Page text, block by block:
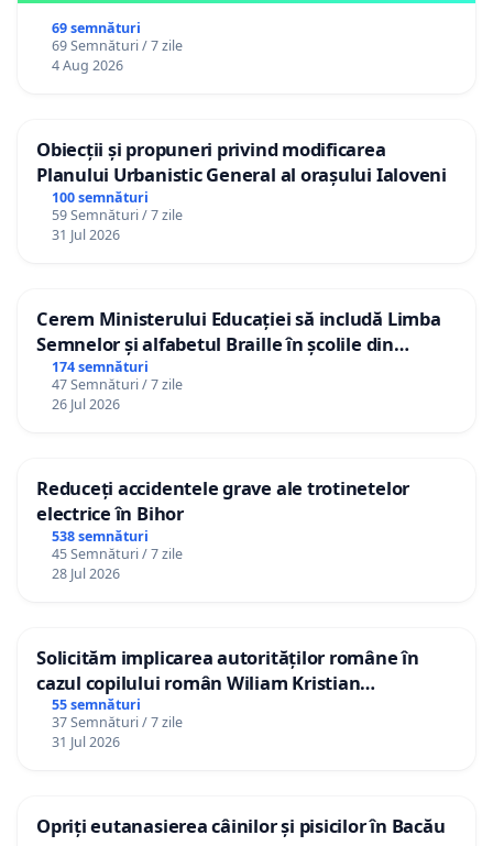
69 semnături
69 Semnături / 7 zile
4 Aug 2026
Obiecții și propuneri privind modificarea
Planului Urbanistic General al orașului Ialoveni
100 semnături
59 Semnături / 7 zile
31 Jul 2026
Cerem Ministerului Educației să includă Limba
Semnelor și alfabetul Braille în școlile din
Republica Moldova!
174 semnături
47 Semnături / 7 zile
26 Jul 2026
Reduceți accidentele grave ale trotinetelor
electrice în Bihor
538 semnături
45 Semnături / 7 zile
28 Jul 2026
Solicităm implicarea autorităților române în
cazul copilului român Wiliam Kristian
Gheorghe, aflat în plasament în Danemarca de
12 ani
55 semnături
37 Semnături / 7 zile
31 Jul 2026
Opriți eutanasierea câinilor și pisicilor în Bacău